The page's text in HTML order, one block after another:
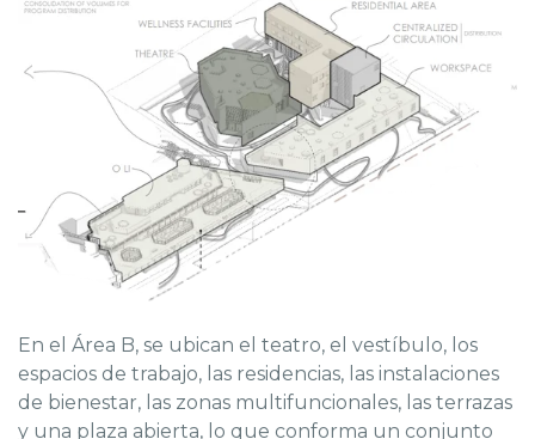
En el Área B, se ubican el teatro, el vestíbulo, los
espacios de trabajo, las residencias, las instalaciones
de bienestar, las zonas multifuncionales, las terrazas
y una plaza abierta, lo que conforma un conjunto